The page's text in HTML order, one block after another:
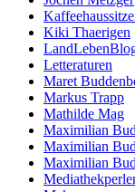
Kiki Thaerigen
Letteraturen
Maret
Markus Trapp
Mathilde Mag
Maximilian
Maximilian
Maximilian